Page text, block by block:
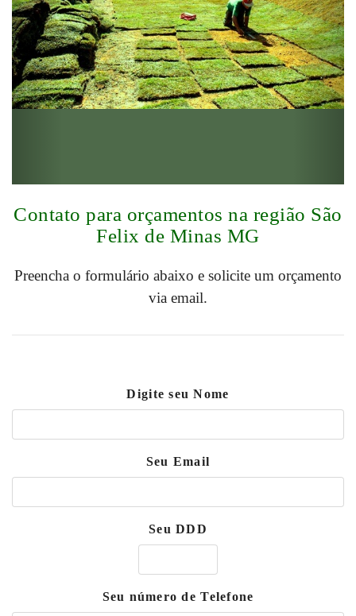
Contato para orçamentos na região São
Felix de Minas MG
Preencha o formulário abaixo e solicite um orçamento
via email.
Digite seu Nome
Seu Email
Seu DDD
Seu número de Telefone